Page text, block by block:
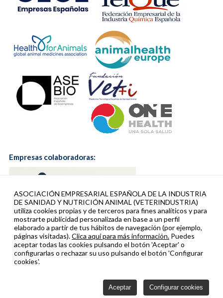
Empresas colaboradoras:
Veterindustria colabora con:
ASOCIACIÓN EMPRESARIAL ESPAÑOLA DE LA INDUSTRIA
DE SANIDAD Y NUTRICIÓN ANIMAL (VETERINDUSTRIA)
utiliza cookies propias y de terceros para fines analíticos y para
mostrarte publicidad personalizada en base a un perfil
elaborado a partir de tus hábitos de navegación (por ejemplo,
páginas visitadas).Clica aquí para más información. Puedes
aceptar todas las cookies pulsando el botón 'Aceptar' o
configurarlas o rechazar su uso pulsando el botón 'Configurar
cookies'.
Aceptar Configurar cookies